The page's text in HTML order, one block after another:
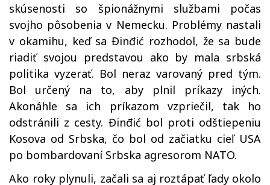
skúsenosti so špionážnymi službami počas
svojho pôsobenia v Nemecku. Problémy nastali
v okamihu, keď sa Đinđić rozhodol, že sa bude
riadiť svojou predstavou ako by mala srbská
politika vyzerať. Bol neraz varovaný pred tým.
Bol určený na to, aby plnil príkazy iných.
Akonáhle sa ich príkazom vzpriečil, tak ho
odstránili z cesty. Đinđić bol proti odštiepeniu
Kosova od Srbska, čo bol od začiatku cieľ USA
po bombardovaní Srbska agresorom NATO.
Ako roky plynuli, začali sa aj roztápať ľady okolo